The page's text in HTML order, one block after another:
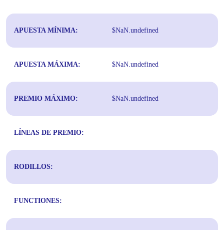
APUESTA MÍNIMA: $NaN.undefined
APUESTA MÁXIMA: $NaN.undefined
PREMIO MÁXIMO: $NaN.undefined
LÍNEAS DE PREMIO:
RODILLOS:
FUNCTIONES: